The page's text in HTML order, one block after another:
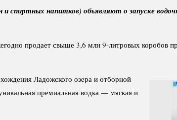
напитков) объявляют о запуске
продает свыше 3,6 млн 9-литровых коробов
Ладожского озера и отборной
премиальная водка — мягкая и